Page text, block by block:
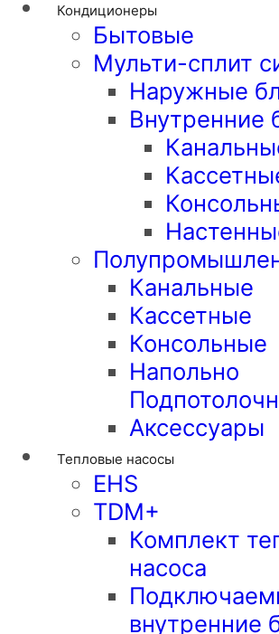
Кондиционеры
Бытовые
Мульти-сплит
Наружные
Внутренние
Канальные
Кассетные
Консольные
Напольно
Аксессуары
Тепловые насосы
EHS
TDM+
Комплект
насоса
внутренние